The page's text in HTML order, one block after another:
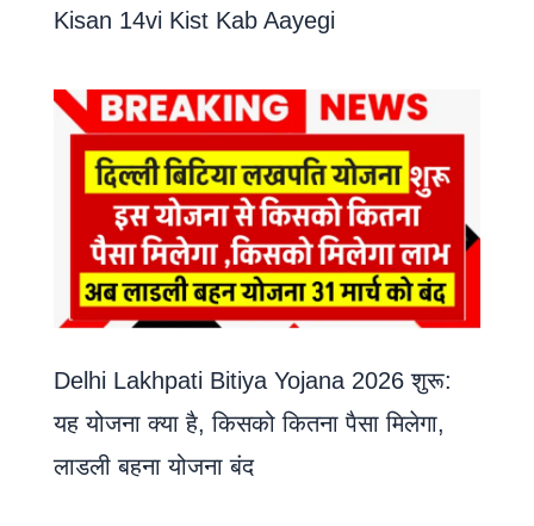
Kisan 14vi Kist Kab Aayegi
Delhi Lakhpati Bitiya Yojana 2026 शुरू:
यह योजना क्या है, किसको कितना पैसा मिलेगा,
लाडली बहना योजना बंद